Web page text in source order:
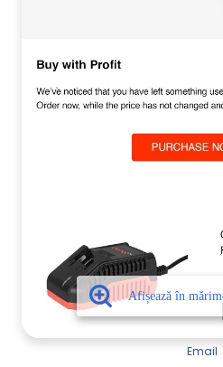
Email